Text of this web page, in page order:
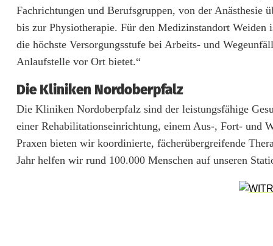
n
i
k
u
m
W
e
Fachrichtungen und Berufsgruppen, von der
bis zur Physiotherapie. Für den Medizinstandort
die höchste Versorgungsstufe bei Arbeits- und
Anlaufstelle vor Ort bietet.“
Die Kliniken Nordoberpfalz
Die Kliniken Nordoberpfalz sind der leistungsfähige
einer Rehabilitationseinrichtung, einem Aus-, Fort- und
Praxen bieten wir koordinierte, fächerübergreifende
Jahr helfen wir rund 100.000 Menschen auf unseren